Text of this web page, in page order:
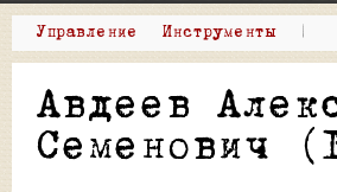
Управление Инструменты |
Авдеев
Семенович